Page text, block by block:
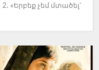
«Երբեք չեմ մտածել՝